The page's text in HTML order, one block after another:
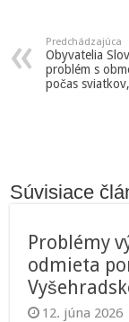
Predchádzajúca
Obyvatelia
problém s
počas
Súvisiace
Problémy
odmieta
12. júna 2026